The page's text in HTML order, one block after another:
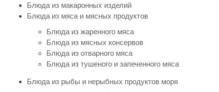
Блюда из макаронных изделий
Блюда из мяса и мясных продуктов
Блюда из жаренного мяса
Блюда из мясных консервов
Блюда из отварного мяса
Блюда из тушеного и запеченного мяса
Блюда из рыбы и нерыбных продуктов моря